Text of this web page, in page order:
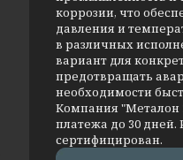
коррозии, что
давления и
в различных
вариант для
предотвращать
необходимости
Компания "Металон
платежа до 30 дней.
сертифицирован.